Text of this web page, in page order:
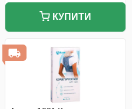
КУПИТИ